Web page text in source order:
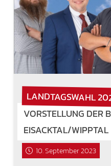
LANDTAGSWAHL
VORSTELLUNG DER
EISACKTAL/WIPPTAL
10. September 2023